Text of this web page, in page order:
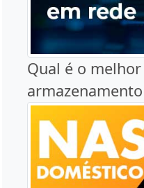
Qual é o